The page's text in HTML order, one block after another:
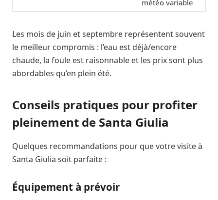
météo variable
Les mois de juin et septembre représentent souvent
le meilleur compromis : l’eau est déjà/encore
chaude, la foule est raisonnable et les prix sont plus
abordables qu’en plein été.
Conseils pratiques pour profiter
pleinement de Santa Giulia
Quelques recommandations pour que votre visite à
Santa Giulia soit parfaite :
Équipement à prévoir